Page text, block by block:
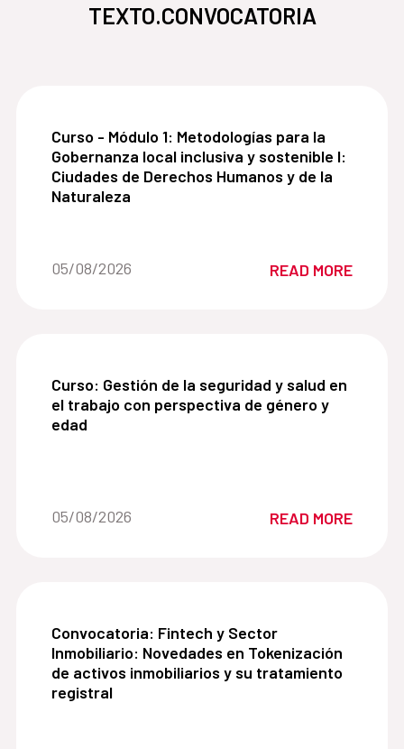
TEXTO.CONVOCATORIA
Curso - Módulo 1: Metodologías para la
Curso - Módulo 1: Metodologías para la
Gobernanza local inclusiva y sostenible I:
Ciudades de Derechos Humanos y de la
Naturaleza
Date of the news::
05/08/2026 READ MORE
Curso: Gestión de la seguridad y salud en el
Curso: Gestión de la seguridad y salud en
el trabajo con perspectiva de género y
edad
Date of the news::
05/08/2026 READ MORE
Convocatoria: Fintech y Sector Inmobiliario:
Convocatoria: Fintech y Sector
Inmobiliario: Novedades en Tokenización
de activos inmobiliarios y su tratamiento
registral